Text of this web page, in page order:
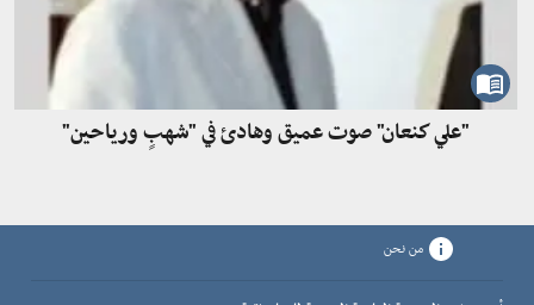
"علي كنعان" صوت عميق وهادئ في "شهبٍ ورياحين"
من نحن